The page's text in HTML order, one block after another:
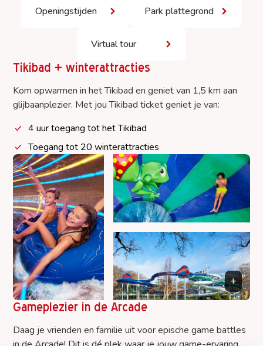
Openingstijden Park plattegrond
Virtual tour
Tikibad + winterattracties
Kom opwarmen in het Tikibad en geniet van 1,5 km aan
glijbaanplezier. Met jou Tikibad ticket geniet je van:
4 uur toegang tot het Tikibad
Toegang tot 20 winterattracties
Gameplezier in de Arcade
Daag je vrienden en familie uit voor epische game battles